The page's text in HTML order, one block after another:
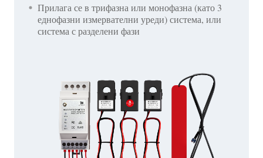
Прилага се в трифазна или монофазна (като 3
еднофазни измервателни уреди) система, или
система с разделени фази